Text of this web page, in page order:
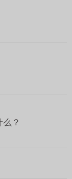
？